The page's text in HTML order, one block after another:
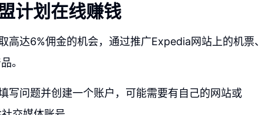
计划在线赚钱
高达6%佣金的机会，通过推广Expedia网站上的机票、
。
写问题并创建一个账户，可能需要有自己的网站或